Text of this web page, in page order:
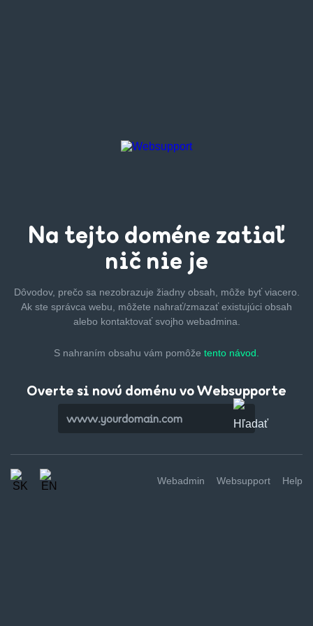
Na tejto doméne zatiaľ
nič nie je
Dôvodov, prečo sa nezobrazuje žiadny obsah, môže byťviacero.
Ak ste správca webu, môžete nahrať/zmazaťexistujúci obsah
alebo kontaktovať svojho webadmina.
S nahraním obsahu vám pomôže tento návod.
Overte si novú doménu vo Websupporte
Webadmin Websupport Help